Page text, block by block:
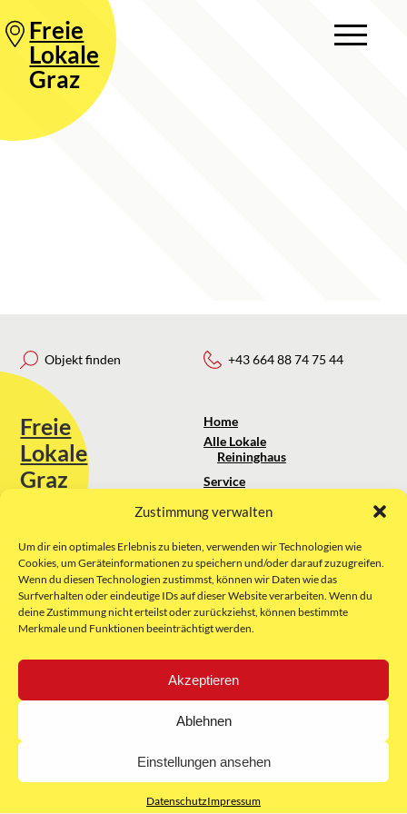
Zustimmung verwalten
Um dir ein optimales Erlebnis zu bieten, verwenden wir Technologien wie
Cookies, um Geräteinformationen zu speichern und/oder darauf zuzugreifen.
Wenn du diesen Technologien zustimmst, können wir Daten wie das
Surfverhalten oder eindeutige IDs auf dieser Website verarbeiten. Wenn du
deine Zustimmung nicht erteilst oder zurückziehst, können bestimmte
Merkmale und Funktionen beeinträchtigt werden.
Akzeptieren
Ablehnen
Einstellungen ansehen
DatenschutzImpressum
Freie
Lokale
Graz
Objekt finden
Freie
Lokale
Graz
Sie erreichen uns unter:
kontakt@freielokale-graz.at
Website by Rubikon Werbeagentur
GmbH
+43 664 88 74 75 44
Home
Alle Lokale
Reininghaus
Service
Über uns
Impressum
AGB
Datenschutz
E-Mail